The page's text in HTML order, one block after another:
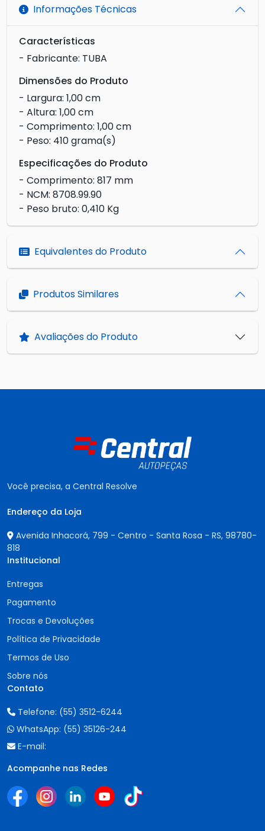
Informações Técnicas
Características
- Fabricante: TUBA
Dimensões do Produto
- Largura: 1,00 cm
- Altura: 1,00 cm
- Comprimento: 1,00 cm
- Peso: 410 grama(s)
Especificações do Produto
- Comprimento: 817 mm
- NCM: 8708.99.90
- Peso bruto: 0,410 Kg
Equivalentes do Produto
Produtos Similares
Avaliações do Produto
Você precisa, a Central Resolve
Endereço da Loja
Avenida Inhacorá, 799 - Centro - Santa Rosa - RS, 98780-
818
Institucional
Entregas
Pagamento
Trocas e Devoluções
Política de Privacidade
Termos de Uso
Sobre nós
Contato
Telefone: (55) 3512-6244
WhatsApp: (55) 35126-244
E-mail:
Acompanhe nas Redes